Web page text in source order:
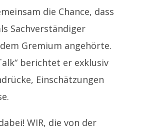
die Chance, dass
Sachverständiger
Gremium angehörte.
berichtet er exklusiv
Einschätzungen
WIR, die von der